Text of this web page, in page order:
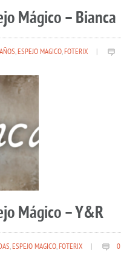
Mágico – Bianca
,ESPEJO MAGICO,FOTERIX
Mágico – Y&R
,ESPEJO MAGICO,FOTERIX 0